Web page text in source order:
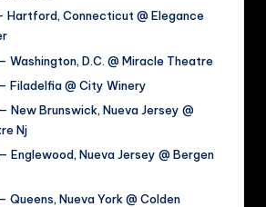
Hartford, Connecticut @ Elegance
Washington, D.C. @ Miracle Theatre
Filadelfia @ City Winery
New Brunswick, Nueva Jersey @
Nj
Englewood, Nueva Jersey @ Bergen
Queens, Nueva York @ Colden